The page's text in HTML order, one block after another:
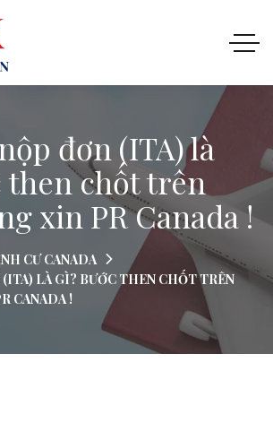
đơn (ITA) là
then chốt trên
xin PR Canada !
CƯ CANADA
LÀ GÌ? BƯỚC THEN CHỐT TRÊN
CANADA !